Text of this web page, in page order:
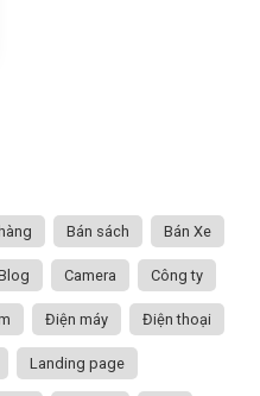
Bán sách Bán Xe
Camera Công ty
Điện máy Điện thoại
Landing page